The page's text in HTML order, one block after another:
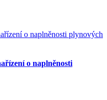
o naplněnosti